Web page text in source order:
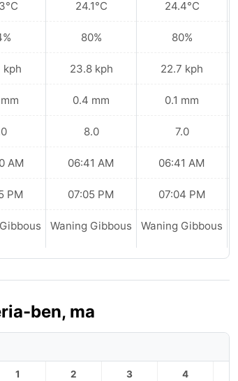
kph
AM
PM
24.1°C
80%
23.8 kph
0.4 mm
8.0
06:41 AM
07:05 PM
Waning Gibbous
24.4°C
80%
22.7 kph
0.1 mm
7.0
06:41 AM
07:04 PM
Waning Gibbous
ben, ma
1 2 3 4